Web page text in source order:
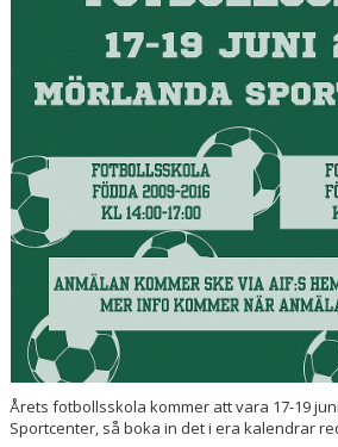
ÖVRIGA SAMARBETSPARTNERS
STÖTTA OSS
BILDGALLERI
DOKUMENT
Årets fotbollsskola kommer att vara 17-19
Sportcenter, så boka in det i era kalendrar